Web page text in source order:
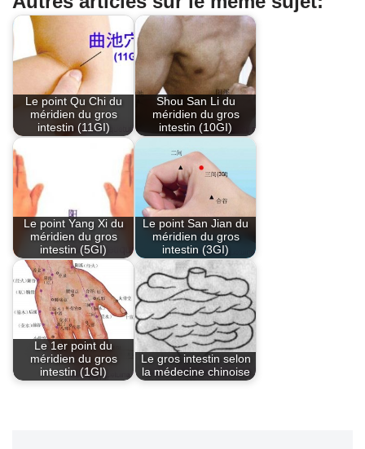
b
o
o
k
st
A
p
p
Le point Qu Chi du
méridien du gros
intestin (11GI)
Shou San Li du
méridien du gros
intestin (10GI)
Le point Yang Xi du
méridien du gros
intestin (5GI)
Le point San Jian du
méridien du gros
intestin (3GI)
Le 1er point du
méridien du gros
intestin (1GI)
Le gros intestin selon
la médecine chinoise